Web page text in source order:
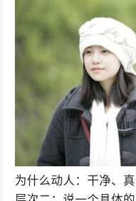
为什么动人：干净、真